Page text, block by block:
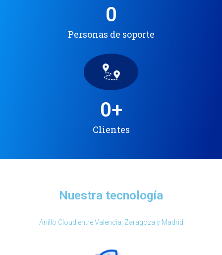
Personas de soporte
0
Clientes
0+
Nuestra tecnología
Anillo Cloud entre Valencia, Zaragoza y Madrid